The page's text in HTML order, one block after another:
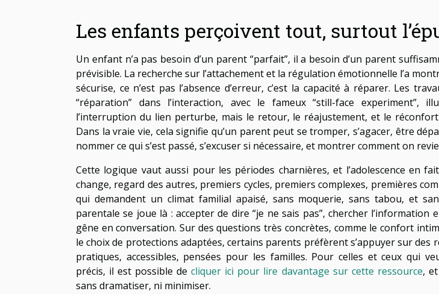
Les enfants perçoivent tout, surtout
Un enfant n’a pas besoin d’un parent “parfait”, il a besoin d’un parent
prévisible. La recherche sur l’attachement et la régulation émotionnelle l’a
sécurise, ce n’est pas l’absence d’erreur, c’est la capacité à réparer. Les
“réparation” dans l’interaction, avec le fameux “still-face experiment”,
l’interruption du lien perturbe, mais le retour, le réajustement, et le
Dans la vraie vie, cela signifie qu’un parent peut se tromper, s’agacer, être
nommer ce qui s’est passé, s’excuser si nécessaire, et montrer comment on
Cette logique vaut aussi pour les périodes charnières, et l’adolescence en
change, regard des autres, premiers cycles, premiers complexes, premières
qui demandent un climat familial apaisé, sans moquerie, sans tabou, et
parentale se joue là : accepter de dire “je ne sais pas”, chercher l’information
gêne en conversation. Sur des questions très concrètes, comme le confort
le choix de protections adaptées, certains parents préfèrent s’appuyer sur des
pratiques, accessibles, pensées pour les familles. Pour celles et ceux qui
précis, il est possible decliquer ici pour lire davantage sur cette ressource,
sans dramatiser, ni minimiser.